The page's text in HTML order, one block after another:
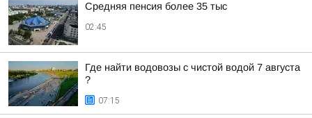
Средняя пенсия более 35 тыс
02:45
Где найти водовозы с чистой водой 7 августа
?
07:15